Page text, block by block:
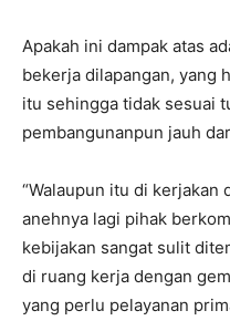
Apakah ini dampak atas
bekerja dilapangan, yang
itu sehingga tidak sesuai
pembangunanpun jauh
“Walaupun itu di kerjakan
anehnya lagi pihak
kebijakan sangat sulit
di ruang kerja dengan
yang perlu pelayanan